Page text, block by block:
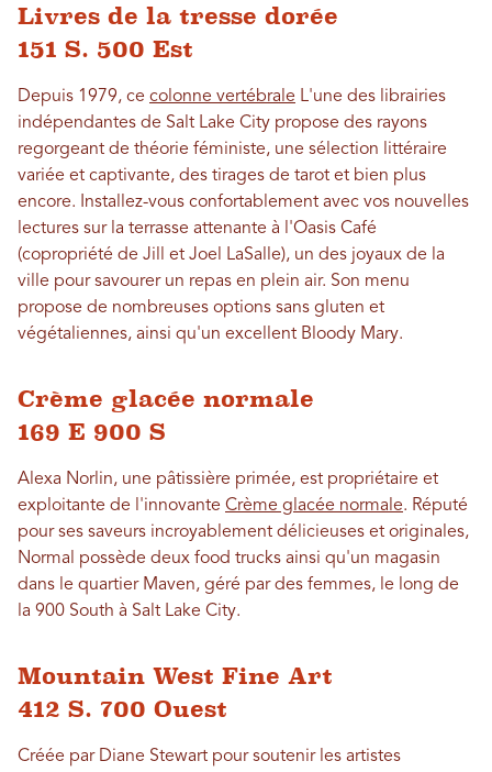
Livres de la tresse dorée
151 S. 500 Est
Depuis 1979, ce colonne vertébrale L'une des librairies
indépendantes de Salt Lake City propose des rayons
regorgeant de théorie féministe, une sélection littéraire
variée et captivante, des tirages de tarot et bien plus
encore. Installez-vous confortablement avec vos nouvelles
lectures sur la terrasse attenante à l'Oasis Café
(copropriété de Jill et Joel LaSalle), un des joyaux de la
ville pour savourer un repas en plein air. Son menu
propose de nombreuses options sans gluten et
végétaliennes, ainsi qu'un excellent Bloody Mary.
Crème glacée normale
169 E 900 S
Alexa Norlin, une pâtissière primée, est propriétaire et
exploitante de l'innovante Crème glacée normale. Réputé
pour ses saveurs incroyablement délicieuses et originales,
Normal possède deux food trucks ainsi qu'un magasin
dans le quartier Maven, géré par des femmes, le long de
la 900 South à Salt Lake City.
Mountain West Fine Art
412 S. 700 Ouest
Créée par Diane Stewart pour soutenir les artistes